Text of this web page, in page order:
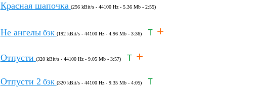
Красная шапочка (256 kBit/s - 44100 Hz - 5.36 Mb - 2:55)
Не ангелыбэк (192 kBit/s - 44100 Hz - 4.96 Mb - 3:36) T +
Отпусти (320 kBit/s - 44100 Hz - 9.05 Mb - 3:57) T +
Отпусти 2 бэк (320 kBit/s - 44100 Hz - 9.35 Mb - 4:05) T